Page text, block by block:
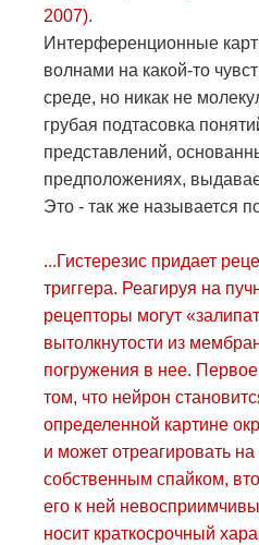
2007).
Интерференционные
волнами на какой-то
среде, но никак не
грубая подтасовка
представлений,
предположениях,
Это - так же называется
...Гистерезис придает
триггера. Реагируя на
рецепторы могут
вытолкнутости из
погружения в нее.
том, что нейрон
определенной картине
и может отреагировать
собственным спайком,
его к ней
носит краткосрочный